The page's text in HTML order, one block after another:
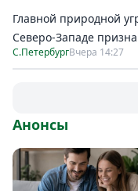
Главной природной
Северо-Западе
С.ПетербургВчера 14:27
Анонсы